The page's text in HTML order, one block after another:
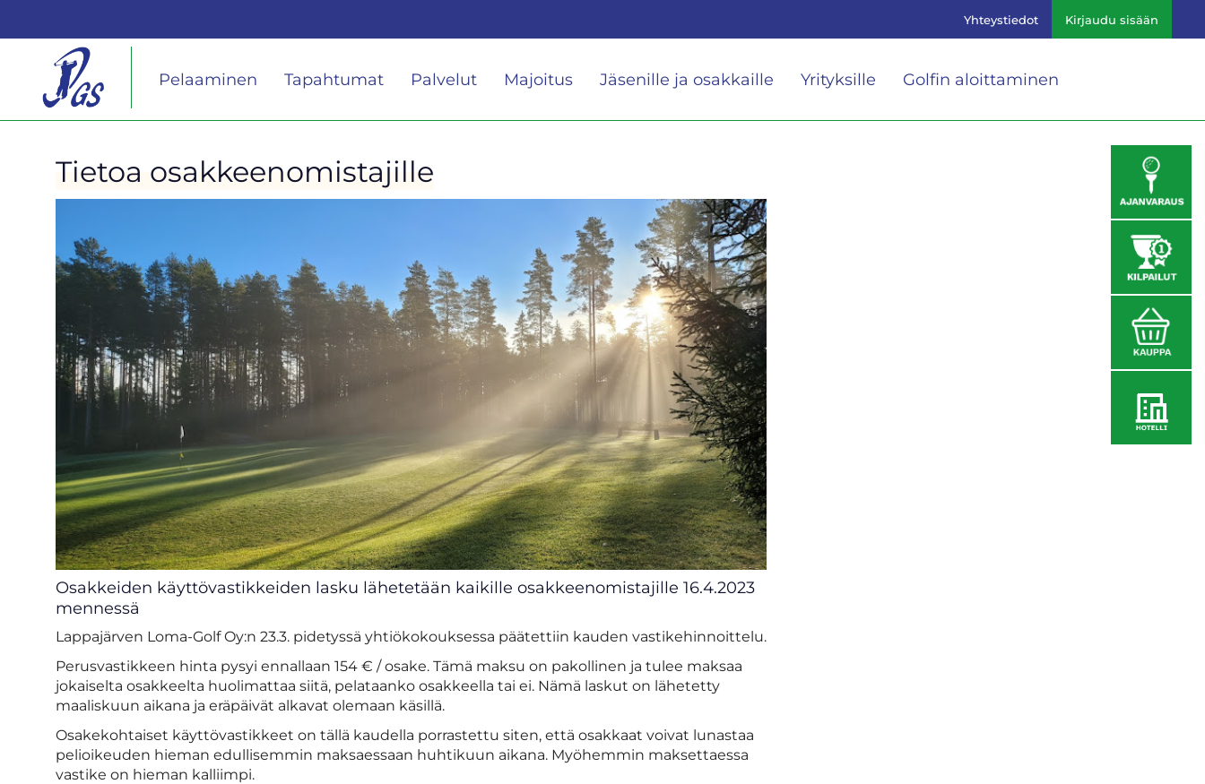
Yhteystiedot Kirjaudu sisään
Pelaaminen Tapahtumat Palvelut Majoitus Jäsenille ja osakkaille Yrityksille Golfin aloittaminen
Tietoa osakkeenomistajille
Osakkeiden käyttövastikkeiden lasku lähetetään kaikille osakkeenomistajille 16.4.2023
mennessä
Lappajärven Loma-Golf Oy:n 23.3. pidetyssä yhtiökokouksessa päätettiin kauden vastikehinnoittelu.
Perusvastikkeen hinta pysyi ennallaan 154 € / osake. Tämä maksu on pakollinen ja tulee maksaa
jokaiselta osakkeelta huolimattaa siitä, pelataanko osakkeella tai ei. Nämä laskut on lähetetty
maaliskuun aikana ja eräpäivät alkavat olemaan käsillä.
Osakekohtaiset käyttövastikkeet on tällä kaudella porrastettu siten, että osakkaat voivat lunastaa
pelioikeuden hieman edullisemmin maksaessaan huhtikuun aikana. Myöhemmin maksettaessa
vastike on hieman kalliimpi.